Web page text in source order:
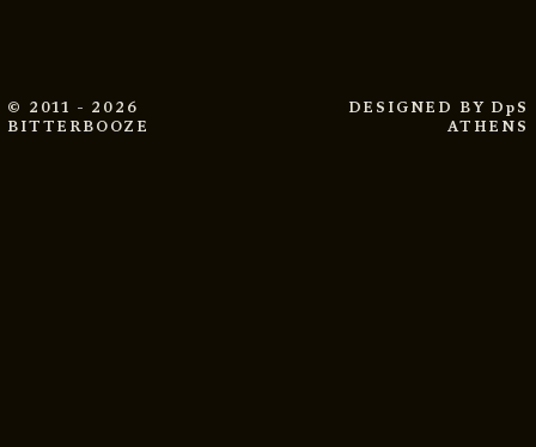
© 2011 - 2026
BITTERBOOZE
DESIGNED BY DpS
ATHENS